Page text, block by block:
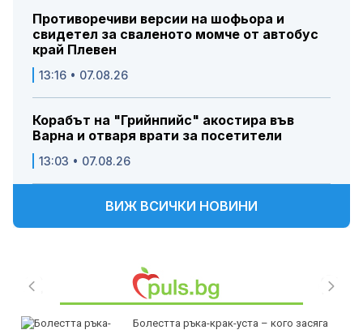
Противоречиви версии на шофьора и
свидетел за сваленото момче от автобус
край Плевен
13:16 • 07.08.26
Корабът на "Грийнпийс" акостира във
Варна и отваря врати за посетители
13:03 • 07.08.26
ВИЖ ВСИЧКИ НОВИНИ
Болестта ръка-крак-уста – кого засяга